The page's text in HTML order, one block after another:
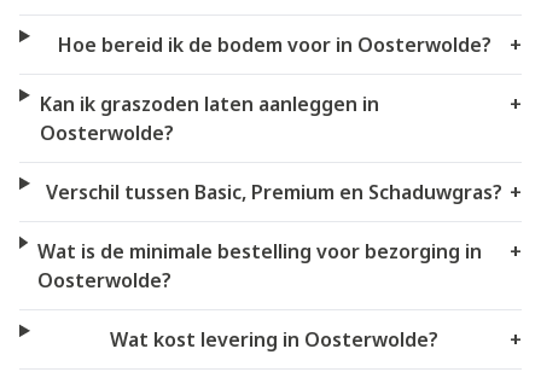
Hoe bereid ik de bodem voor in Oosterwolde? +
Kan ik graszoden laten aanleggen in
Oosterwolde?
+
Verschil tussen Basic, Premium en Schaduwgras? +
Wat is de minimale bestelling voor bezorging in
Oosterwolde?
+
Wat kost levering in Oosterwolde? +